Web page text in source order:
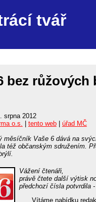
tvář
bez růžových
srpna 2012
o.s. tento web| úřad MČ
měsíčník Vaše 6 dává na
též občanským sdružením.
Vážení čtenáři,
právě čtete další výtisk
předchozí čísla potvrdila
Vítáme nabídku